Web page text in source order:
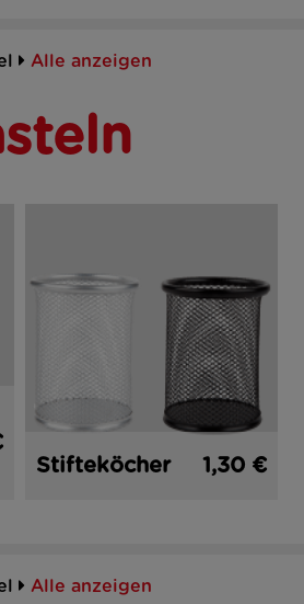
Alle anzeigen
Stifteköcher
1,30 €
Alle anzeigen